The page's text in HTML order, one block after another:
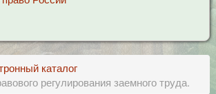
каталог
регулирования заемного труда.